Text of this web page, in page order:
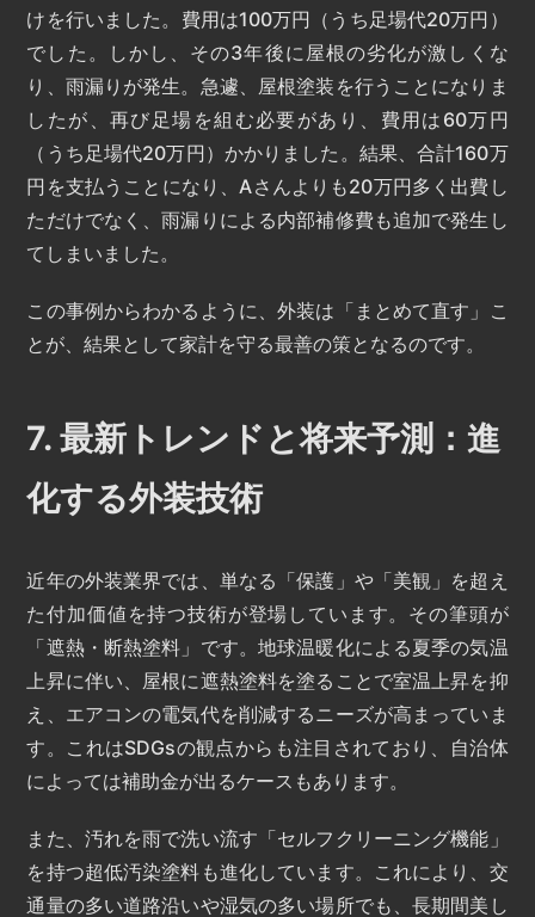
けを行いました。費用は100万円（うち足場代20万円）
でした。しかし、その3年後に屋根の劣化が激しくな
り、雨漏りが発生。急遽、屋根塗装を行うことになりま
したが、再び足場を組む必要があり、費用は60万円
（うち足場代20万円）かかりました。結果、合計160万
円を支払うことになり、Aさんよりも20万円多く出費し
ただけでなく、雨漏りによる内部補修費も追加で発生し
てしまいました。
この事例からわかるように、外装は「まとめて直す」こ
とが、結果として家計を守る最善の策となるのです。
7. 最新トレンドと将来予測：進
化する外装技術
近年の外装業界では、単なる「保護」や「美観」を超え
た付加価値を持つ技術が登場しています。その筆頭が
「遮熱・断熱塗料」です。地球温暖化による夏季の気温
上昇に伴い、屋根に遮熱塗料を塗ることで室温上昇を抑
え、エアコンの電気代を削減するニーズが高まっていま
す。これはSDGsの観点からも注目されており、自治体
によっては補助金が出るケースもあります。
また、汚れを雨で洗い流す「セルフクリーニング機能」
を持つ超低汚染塗料も進化しています。これにより、交
通量の多い道路沿いや湿気の多い場所でも、長期間美し